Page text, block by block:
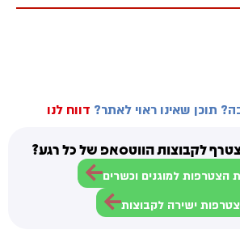
תוכן שאינו ראוי לאתר? דווח לנו
לקבוצות הווטסאפ של כל רגע?
הצטרפות למוגנים וכשרים
ישירה לקבוצות